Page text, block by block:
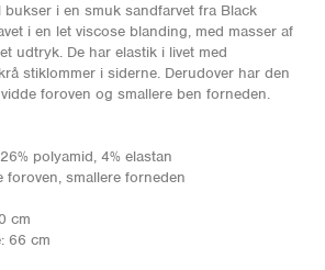
i en smuk sandfarvet fra Black
i en let viscose blanding, med masser af
udtryk. De har elastik i livet med
stiklommer i siderne. Derudover har den
foroven og smallere ben forneden.
polyamid, 4% elastan
foroven, smallere forneden
cm
66 cm